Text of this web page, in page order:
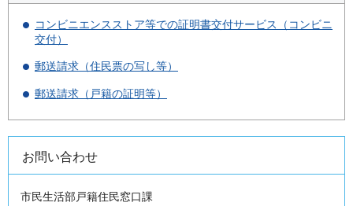
コンビニエンスストア等での証明書交付サービス（コンビニ
交付）
郵送請求（住民票の写し等）
郵送請求（戸籍の証明等）
お問い合わせ
市民生活部戸籍住民窓口課